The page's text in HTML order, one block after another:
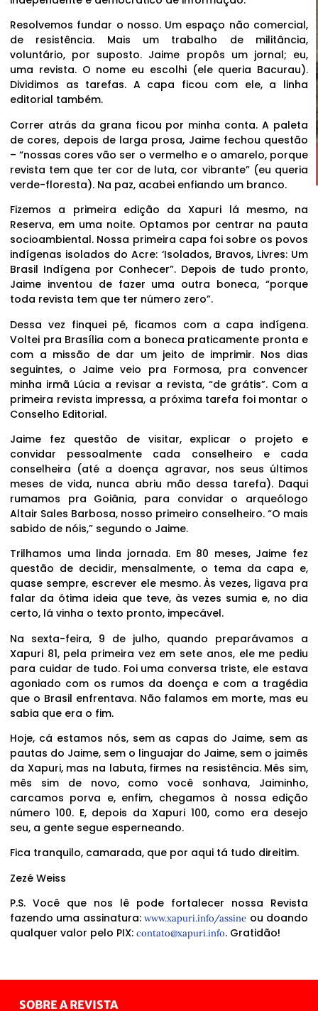
Resolvemos fundar o nosso. Um espaço não comercial,
de resistência. Mais um trabalho de militância,
voluntário, por suposto. Jaime propôs um jornal; eu,
uma revista. O nome eu escolhi (ele queria Bacurau).
Dividimos as tarefas. A capa ficou com ele, a linha
editorial também.
Correr atrás da grana ficou por minha conta. A paleta
de cores, depois de larga prosa, Jaime fechou questão
– “nossas cores vão ser o vermelho e o amarelo, porque
revista tem que ter cor de luta, cor vibrante” (eu queria
verde-floresta). Na paz, acabei enfiando um branco.
Fizemos a primeira edição da Xapuri lá mesmo, na
Reserva, em uma noite. Optamos por centrar na pauta
socioambiental. Nossa primeira capa foi sobre os povos
indígenas isolados do Acre: ‘Isolados, Bravos, Livres: Um
Brasil Indígena por Conhecer”. Depois de tudo pronto,
Jaime inventou de fazer uma outra boneca, “porque
toda revista tem que ter número zero”.
Dessa vez finquei pé, ficamos com a capa indígena.
Voltei pra Brasília com a boneca praticamente pronta e
com a missão de dar um jeito de imprimir. Nos dias
seguintes, o Jaime veio pra Formosa, pra convencer
minha irmã Lúcia a revisar a revista, “de grátis”. Com a
primeira revista impressa, a próxima tarefa foi montar o
Conselho Editorial.
Jaime fez questão de visitar, explicar o projeto e
convidar pessoalmente cada conselheiro e cada
conselheira (até a doença agravar, nos seus últimos
meses de vida, nunca abriu mão dessa tarefa). Daqui
rumamos pra Goiânia, para convidar o arqueólogo
Altair Sales Barbosa, nosso primeiro conselheiro. “O mais
sabido de nóis,” segundo o Jaime.
Trilhamos uma linda jornada. Em 80 meses, Jaime fez
questão de decidir, mensalmente, o tema da capa e,
quase sempre, escrever ele mesmo. Às vezes, ligava pra
falar da ótima ideia que teve, às vezes sumia e, no dia
certo, lá vinha o texto pronto, impecável.
Na sexta-feira, 9 de julho, quando preparávamos a
Xapuri 81, pela primeira vez em sete anos, ele me pediu
para cuidar de tudo. Foi uma conversa triste, ele estava
agoniado com os rumos da doença e com a tragédia
que o Brasil enfrentava. Não falamos em morte, mas eu
sabia que era o fim.
Hoje, cá estamos nós, sem as capas do Jaime, sem as
pautas do Jaime, sem o linguajar do Jaime, sem o jaimês
da Xapuri, mas na labuta, firmes na resistência. Mês sim,
mês sim de novo, como você sonhava, Jaiminho,
carcamos porva e, enfim, chegamos à nossa edição
número 100. E, depois da Xapuri 100, como era desejo
seu, a gente segue esperneando.
Fica tranquilo, camarada, que por aqui tá tudo direitim.
Zezé Weiss
P.S. Você que nos lê pode fortalecer nossa Revista
fazendo uma assinatura:www.xapuri.info/assine ou doando
qualquer valor pelo PIX: contato@xapuri.info. Gratidão!
SOBRE A REVISTA